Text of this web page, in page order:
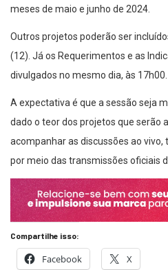
meses de maio e junho de 2024.
Outros projetos poderão ser
(12). Já os Requerimentos e as
divulgados no mesmo dia, às 17h00.
A expectativa é que a sessão seja
dado o teor dos projetos que serão
acompanhar as discussões ao
por meio das transmissões oficiais
Compartilhe isso:
Facebook X